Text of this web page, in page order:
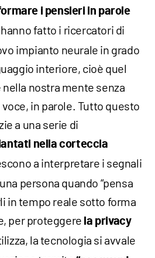
i pensieri in parole
fatto i ricercatori di
impianto neurale in grado
interiore, cioè quel
nostra mente senza
in parole. Tutto questo
a una serie di
nella corteccia
a interpretare i segnali
persona quando “pensa
in tempo reale sotto forma
per proteggere la privacy
la tecnologia si avvale